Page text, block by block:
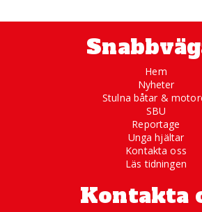
Hem
Nyheter
Stulna båtar &
SBU
Reportage
Unga hjältar
Kontakta oss
Läs tidningen
Kontakta